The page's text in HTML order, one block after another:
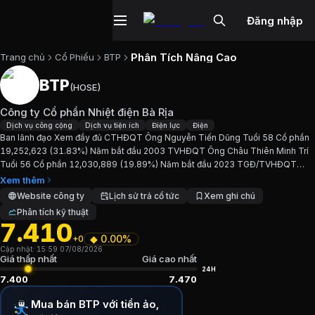
Đăng nhập
Trang chủ Cổ Phiếu BTP Phân Tích Nâng Cao
Cổ phiếuBTP
Cập nhật: 7/8/2026.
Ngành:Dịch vụ công cộng, Dịch vụ tiện ích, Điện lực, Điện.
Giới thiệuCông ty Cổ phần Nhiệt điện
Ban lãnh đạo Xem đầy đủ CTHĐQT Ông Nguyễn Tiến
Chỉ số tài chính BTP
Giá hiện tại: 7410 VND
BTP(HOSE)
Công ty Cổ phần Nhiệt điện Bà Rịa
Dịch vụ công cộng Dịch vụ tiện ích Điện lực Điện
Ban lãnh đạo Xem đầy đủ CTHĐQT Ông Nguyễn Tiến Dũng Tuổi 58 Cổ phần
19,252,623 (31.83%) Năm bắt đầu 2003 TVHĐQT Ông Châu Thiên Minh Trí
Tuổi 56 Cổ phần 12,030,889 (19.89%) Năm bắt đầu 2023 TGĐ/TVHĐQT
Ông Lê Văn Huy Tuổi 56 Cổ phần 12,030,889 (19.89%) Năm bắt...
Xem thêm
Website công ty Lịch sử trả cổ tức
Xem ghi chú
Phân tích kỹ thuật
7.410+0 ◆ 0.00%
Cập nhật: 15:59 07/08/2026
Giá thấp nhất
Giá cao nhất
7.400
7.470
24H
Mua bán BTP với tiền ảo,